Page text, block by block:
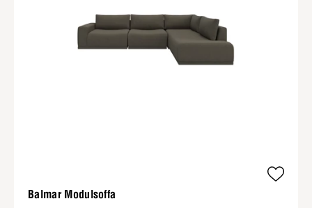
Balmar Modulsoffa